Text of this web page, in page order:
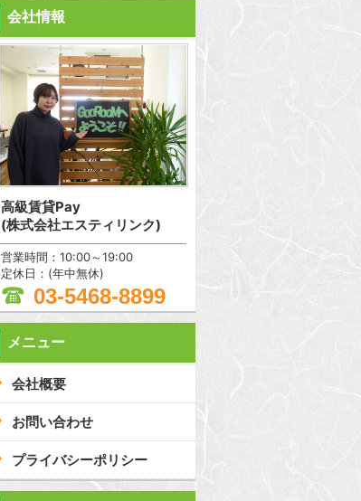
会社情報
高級賃貸Pay
(株式会社エスティリンク)
営業時間：10:00～19:00
定休日：(年中無休)
03-5468-8899
メニュー
会社概要
お問い合わせ
プライバシーポリシー